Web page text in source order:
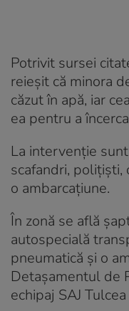
Potrivit sursei
reieșit că minora
căzut în apă, iar
ea pentru a
La intervenţie
scafandri, poliţişti,
o ambarcațiune.
În zonă se află
autospecială
pneumatică şi o
Detaşamentul de
echipaj SAJ